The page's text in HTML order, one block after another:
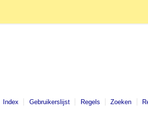
Index Gebruikerslijst Regels Zoeken